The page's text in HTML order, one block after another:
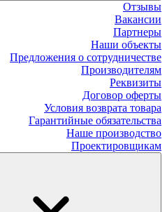
Отзывы
Вакансии
Партнеры
Наши объекты
Предложения о сотрудничестве
Производителям
Реквизиты
Договор оферты
Условия возврата товара
Гарантийные обязательства
Наше производство
Проектировщикам